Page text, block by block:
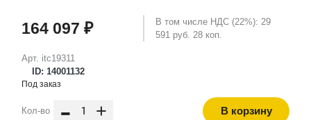
Арт. itc19311
ID: 14001132
164 097 ₽
В том числе НДС (22%): 29
591 руб. 28 коп.
Под заказ
Кол-во - + В корзину